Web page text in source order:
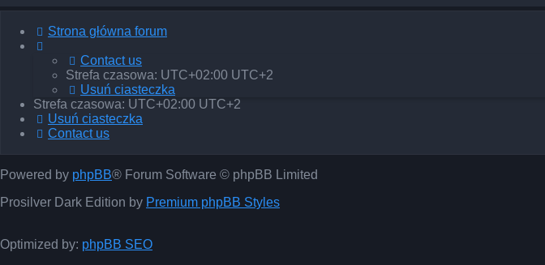
Strona główna forum
Contact us
Strefa czasowa: UTC+02:00 UTC+2
Usuń ciasteczka
Strefa czasowa: UTC+02:00 UTC+2
Usuń ciasteczka
Contact us
Powered by phpBB® Forum Software © phpBB Limited
Prosilver Dark Edition by Premium phpBB Styles
Optimized by: phpBB SEO